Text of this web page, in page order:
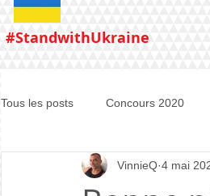
#StandwithUkraine
Tous les posts Concours 2020
Concours 2021 Concours
VinnieQ 4 mai